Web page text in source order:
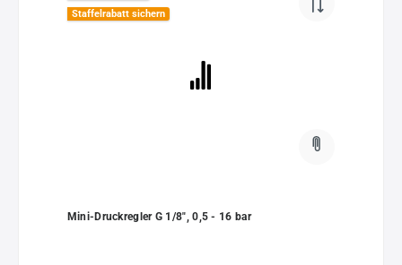
Staffelrabatt sichern
Mini-Druckregler G 1/8", 0,5 - 16 bar